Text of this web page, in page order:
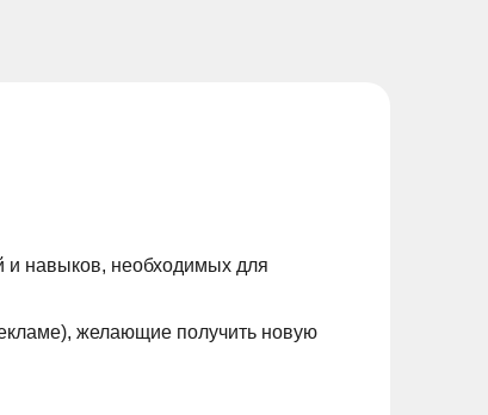
и навыков, необходимых для
желающие получить новую